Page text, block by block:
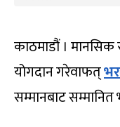
काठमाडौं । मानसिक
योगदान गरेवाफत्
सम्मानबाट